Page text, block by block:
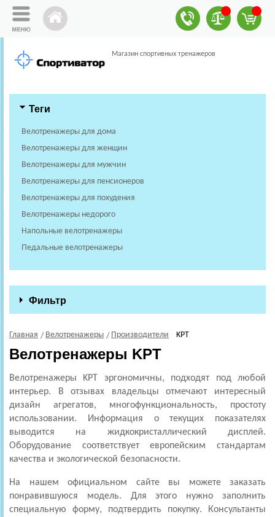
Магазин спортивных тренажеров
Теги
Велотренажеры для дома
Велотренажеры для женщин
Велотренажеры для мужчин
Велотренажеры для пенсионеров
Велотренажеры для похудения
Велотренажеры недорого
Напольные велотренажеры
Педальные велотренажеры
Фильтр
Главная Велотренажеры Производители KPT
Велотренажеры KPT
Велотренажеры KPT эргономичны, подходят под любой
интерьер. В отзывах владельцы отмечают интересный
дизайн агрегатов, многофункциональность, простоту
использовании. Информация о текущих показателях
выводится на жидкокристаллический дисплей.
Оборудование соответствует европейским стандартам
качества и экологической безопасности.
На нашем официальном сайте вы можете заказать
понравившуюся модель. Для этого нужно заполнить
специальную форму, подтвердить покупку. Консультанты